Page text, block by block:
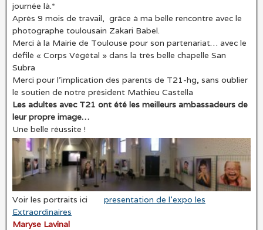
journée là.*
Après 9 mois de travail, grâce à ma belle rencontre avec le
photographe toulousain Zakari Babel.
Merci à la Mairie de Toulouse pour son partenariat… avec le
défilé « Corps Végétal » dans la très belle chapelle San
Subra
Merci pour l’implication des parents de T21-hg, sans oublier
le soutien de notre président Mathieu Castella
Les adultes avec T21 ont été les meilleurs ambassadeurs de
leur propre image…
Une belle réussite !
Voir les portraits ici presentation de l’expo les
Extraordinaires
Maryse Lavinal